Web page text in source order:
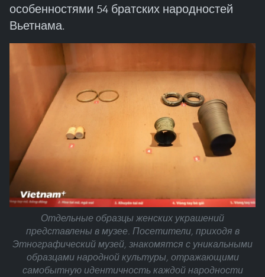
особенностями 54 братских народностей
Вьетнама.
Отдельные образцы женских украшений
представлены в музее. Посетители, приходя в
Этнографический музей, знакомятся с уникальными
образцами народной культуры, отражающими
самобытную идентичность каждой народности